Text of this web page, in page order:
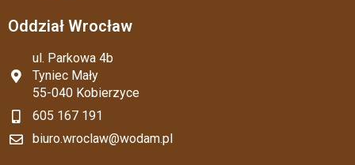
Oddział Wrocław
ul. Parkowa 4b
Tyniec Mały
55-040 Kobierzyce
605 167 191
biuro.wroclaw@wodam.pl